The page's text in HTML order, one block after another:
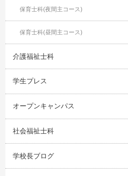
保育士科(夜間主コース)
保育士科(昼間主コース)
介護福祉士科
学生プレス
オープンキャンパス
社会福祉士科
学校長ブログ